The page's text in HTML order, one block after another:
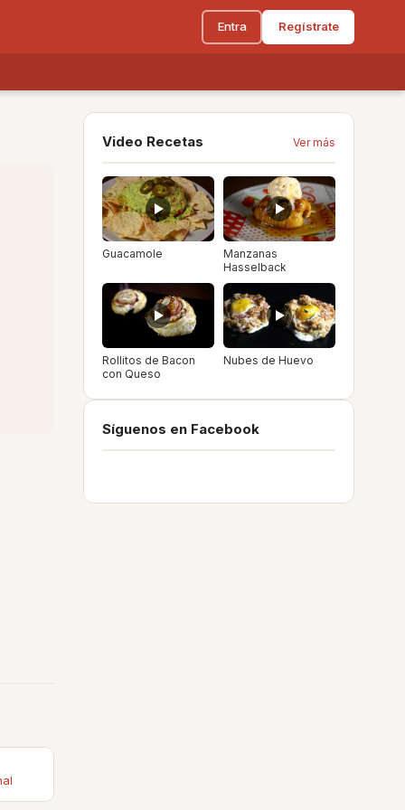
Entra Regístrate
Video Recetas Ver más
Guacamole
Manzanas
Hasselback
Rollitos de Bacon
con Queso
Nubes de Huevo
Síguenos en Facebook